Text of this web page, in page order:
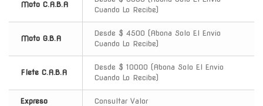
Moto C.A.B.A
Cuando Lo Recibe)
Moto G.B.A
Desde $ 4500 (Abona Solo El Envio
Cuando Lo Recibe)
Flete C.A.B.A
Desde $ 10000 (Abona Solo El Envio
Cuando Lo Recibe)
Expreso Consultar Valor